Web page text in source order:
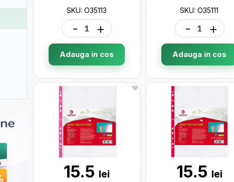
SKU: O35113
- +
Adauga in cos
SKU: O35111
- +
Adauga in cos
15.5 lei 15.5 lei